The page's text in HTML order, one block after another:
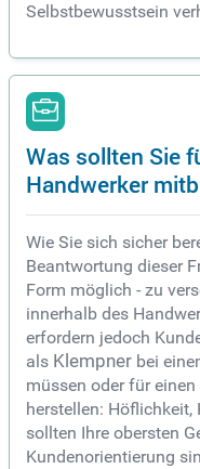
Selbstbewusstsein
Was sollten Sie
Handwerker
Wie Sie sich sicher
Beantwortung dieser
Form möglich - zu
innerhalb des
erfordern jedoch
als Klempner bei
müssen oder für
herstellen: Höflichkeit,
sollten Ihre obersten
Kundenorientierung